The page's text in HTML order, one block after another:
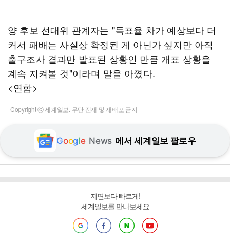
양 후보 선대위 관계자는 "득표율 차가 예상보다 더
커서 패배는 사실상 확정된 게 아닌가 싶지만 아직
출구조사 결과만 발표된 상황인 만큼 개표 상황을
계속 지켜볼 것"이라며 말을 아꼈다.
<연합>
Copyright ⓒ 세계일보. 무단 전재 및 재배포 금지
Google News 에서 세계일보 팔로우
지면보다 빠르게!
세계일보를 만나보세요